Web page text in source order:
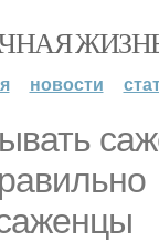
новости